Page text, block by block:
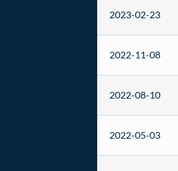
2023-02-23
2022-11-08
2022-08-10
2022-05-03